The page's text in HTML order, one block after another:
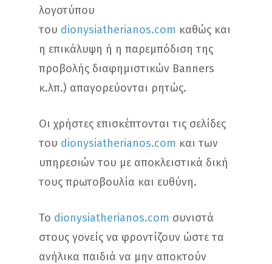
λογοτύπου
του dionysiatherianos.com καθώς και
η επικάλυψη ή η παρεμπόδιση της
προβολής διαφημιστικών Banners
κ.λπ.) απαγορεύονται ρητώς.
Οι χρήστες επισκέπτονται τις σελίδες
του dionysiatherianos.com και των
υπηρεσιών του με αποκλειστικά δική
τους πρωτοβουλία και ευθύνη.
Το dionysiatherianos.com συνιστά
στους γονείς να φροντίζουν ώστε τα
ανήλικα παιδιά να μην αποκτούν